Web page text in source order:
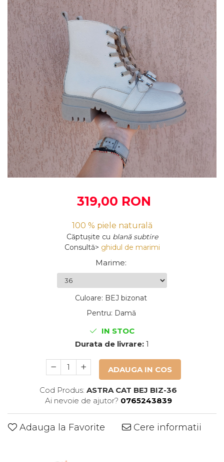
319,00 RON
100 % piele naturală
Căptușite cu blană subtire
Consultă> ghidul de marimi
Marime:
Culoare: BEJ bizonat
Pentru: Damă
IN STOC
Durata de livrare: 1
ADAUGA IN COS
Cod Produs: ASTRA CAT BEJ BIZ-36
Ai nevoie de ajutor? 0765243839
Adauga la Favorite Cere informatii